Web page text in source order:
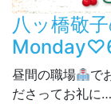
八ッ橋敬
昼間の職場
で
ださってお礼に